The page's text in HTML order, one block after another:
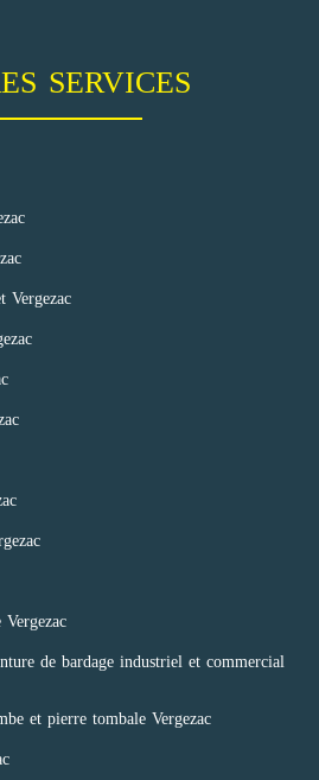
SERVICES
Vergezac
de bardage industriel et commercial
et pierre tombale Vergezac